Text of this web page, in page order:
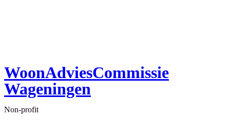
WoonAdviesCommissie
Wageningen
Non-profit